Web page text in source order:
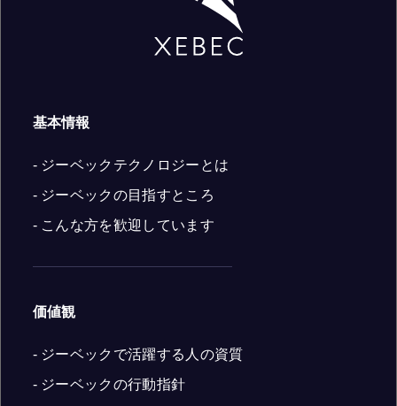
基本情報
- ジーベックテクノロジーとは
- ジーベックの目指すところ
- こんな方を歓迎しています
価値観
- ジーベックで活躍する人の資質
- ジーベックの行動指針